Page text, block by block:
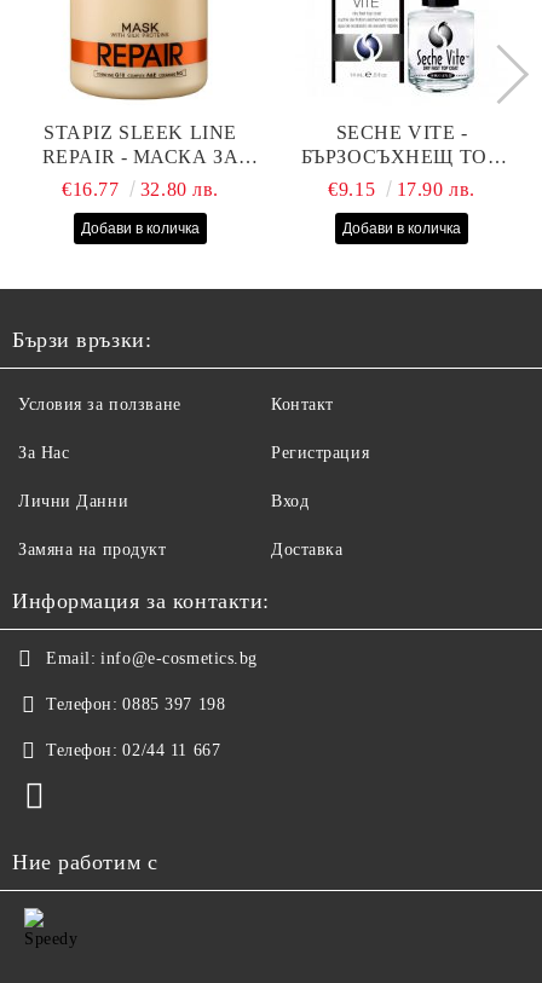
STAPIZ SLEEK LINE
REPAIR - МАСКА ЗА
СУХИ, ИЗТОЩЕНИ И
КОПРИНЕНИ
€16.77 32.80 лв.
SECHE VITE -
БЪРЗОСЪХНЕЩ ТОП
ЛАК - 14 МЛ
€9.15 17.90 лв.
Бързи връзки:
Условия за ползване
За Нас
Лични Данни
Замяна на продукт
Контакт
Регистрация
Вход
Доставка
Информация за контакти:
Email: info@e-cosmetics.bg
Телефон: 0885 397 198
Телефон: 02/44 11 667
Ние работим с